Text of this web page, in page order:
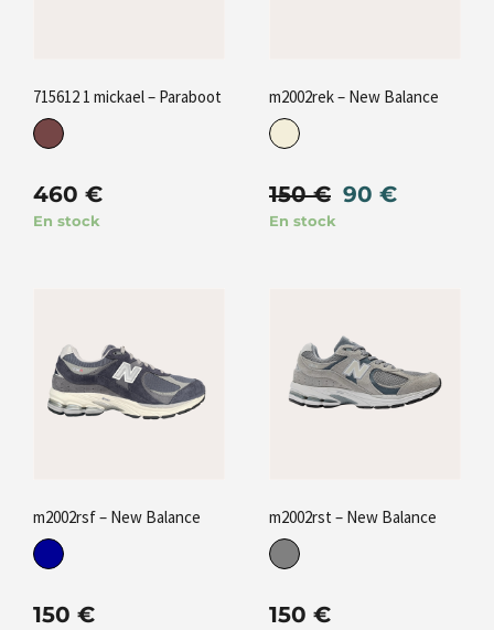
715612 1 mickael – Paraboot
460 €
En stock
m2002rek – New Balance
150€ 90 €
En stock
m2002rsf – New Balance
150 €
m2002rst – New Balance
150 €